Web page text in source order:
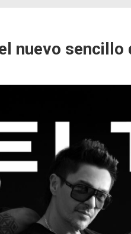
nuevo sencillo